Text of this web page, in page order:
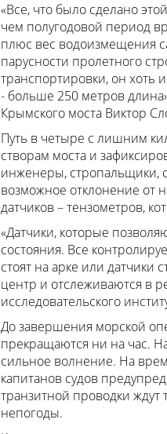
«Все, что было сделано
чем полугодовой период
плюс вес водоизмещения
парусности пролетного
транспортировки, он хоть
- больше 250 метров
Крымского моста Виктор
Путь в четыре с лишним
створам моста и
инженеры, стропальщики,
возможное отклонение от
датчиков – тензометров,
«Датчики, которые
состояния. Все
стоят на арке или датчики
центр и отслеживаются в
исследовательского
До завершения морской
прекращаются ни на час.
сильное волнение. На
капитанов судов
транзитной проводки ждут
непогоды.